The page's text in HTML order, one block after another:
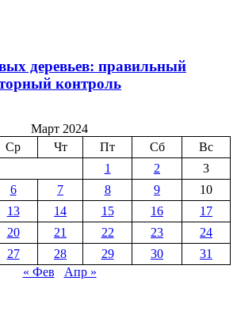
деревьев: правильный
контроль
Март 2024
Ср Чт Пт Сб
Вс
1
2
3
6 7 8 9
10
13 14 15 16
17
20 21 22 23
24
27 28 29 30
31
« Фев
Апр »